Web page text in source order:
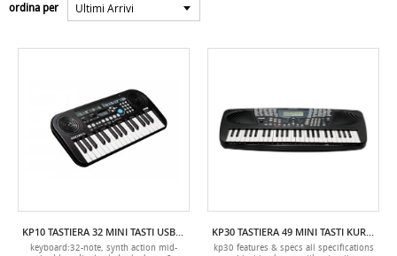
ordina per Ultimi Arrivi
KP10 TASTIERA 32 MINI TASTI USB KURZWEIL
keyboard:32-note, synth action mid-
KP30 TASTIERA 49 MINI TASTI KURZWEIL
kp30 features & specs all specifications